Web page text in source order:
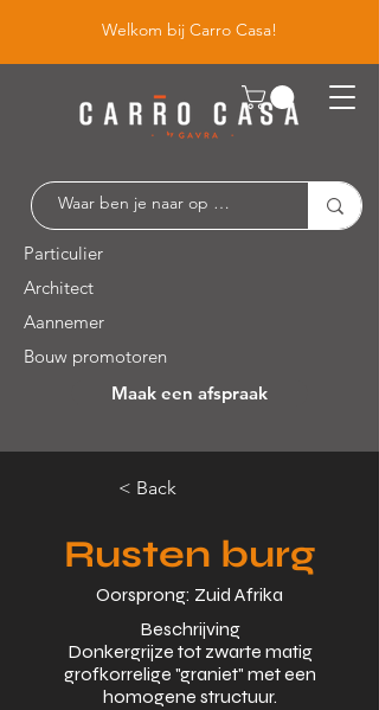
Welkom bij Carro Casa!
Particulier
Architect
Aannemer
Bouw promotoren
Maak een afspraak
Leuvensesteenweg 526 / 1930 Zaventem
< Back
Rusten burg
Oorsprong: Zuid Afrika
Beschrijving
Donkergrijze tot zwarte matig
grofkorrelige "graniet" met een
homogene structuur.